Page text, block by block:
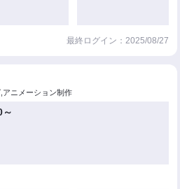
最終ログイン：2025/08/27
アニメーション制作
～